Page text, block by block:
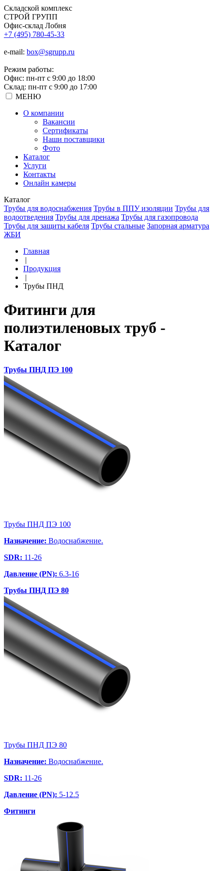
Складской комплекс
СТРОЙ ГРУПП
Офис-склад Лобня
+7 (495) 780-45-33
e-mail: box@sgrupp.ru
Режим работы:
Офис: пн-пт с 9:00 до 18:00
Склад: пн-пт с 9:00 до 17:00
МЕНЮ
О компании
Вакансии
Сертификаты
Наши поставщики
Фото
Каталог
Услуги
Контакты
Онлайн камеры
Каталог
Трубы для водоснабжения Трубы в ППУ изоляции Трубы для
водоотведения Трубы для дренажа Трубы для газопровода
Трубы для защиты кабеля Трубы стальные Запорная арматура
ЖБИ
Главная
|
Продукция
|
Трубы ПНД
Фитинги для
полиэтиленовых труб -
Каталог
Трубы ПНД ПЭ 100
Трубы ПНД ПЭ 100
Назначение: Водоснабжение.
SDR: 11-26
Давление (PN): 6.3-16
Трубы ПНД ПЭ 80
Трубы ПНД ПЭ 80
Назначение: Водоснабжение.
SDR: 11-26
Давление (PN): 5-12.5
Фитинги